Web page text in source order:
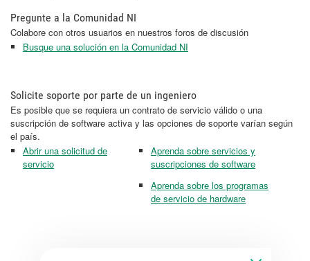
Pregunte a la Comunidad NI
Colabore con otros usuarios en nuestros foros de discusión
Busque una solución en la Comunidad NI
Solicite soporte por parte de un ingeniero
Es posible que se requiera un contrato de servicio válido o una
suscripción de software activa y las opciones de soporte varían según
el país.
Abrir una solicitud de
servicio
Aprenda sobre servicios y
suscripciones de software
Aprenda sobre los programas
de servicio de hardware